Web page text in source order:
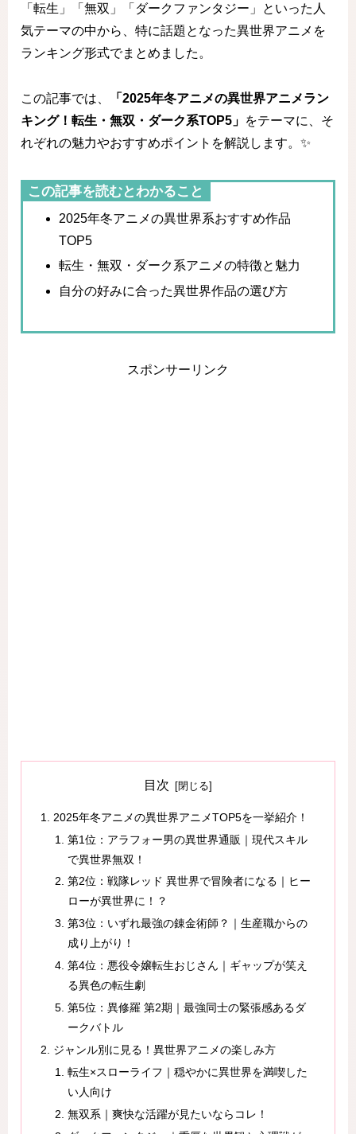
「転生」「無双」「ダークファンタジー」といった人
気テーマの中から、特に話題となった異世界アニメを
ランキング形式でまとめました。
この記事では、
「2025年冬アニメの異世界アニメラン
キング！転生・無双・ダーク系TOP5」 をテーマに、そ
れぞれの魅力やおすすめポイントを解説します。✨
この記事を読むとわかること
2025年冬アニメの異世界系おすすめ作品
TOP5
転生・無双・ダーク系アニメの特徴と魅力
自分の好みに合った異世界作品の選び方
スポンサーリンク
目次
2025年冬アニメの異世界アニメTOP5を一挙紹介！
第1位：アラフォー男の異世界通販｜現代スキル
で異世界無双！
第2位：戦隊レッド 異世界で冒険者になる｜ヒー
ローが異世界に！？
第3位：いずれ最強の錬金術師？｜生産職からの
成り上がり！
第4位：悪役令嬢転生おじさん｜ギャップが笑え
る異色の転生劇
第5位：異修羅 第2期｜最強同士の緊張感あるダ
ークバトル
ジャンル別に見る！異世界アニメの楽しみ方
転生×スローライフ｜穏やかに異世界を満喫した
い人向け
無双系｜爽快な活躍が見たいならコレ！